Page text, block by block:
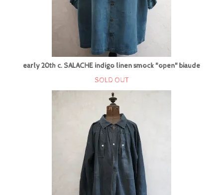
early 20th c. SALACHE indigo linen smock "open" biaude
SOLD OUT